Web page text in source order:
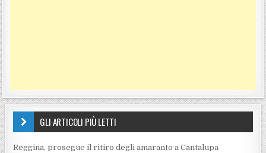
GLI ARTICOLI PIÙ LETTI
Reggina, prosegue il ritiro degli amaranto a Cantalupa